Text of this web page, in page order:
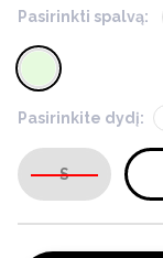
Pasirinkti spalvą:
Pasirinkite dydį:
S